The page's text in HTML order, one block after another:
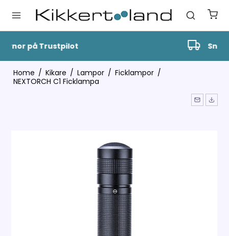
Home / Kikare / Lampor / Ficklampor /
NEXTORCH C1 Ficklampa